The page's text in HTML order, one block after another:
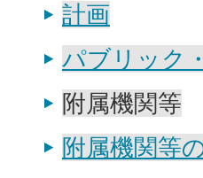
計画
パブリック
附属機関等
附属機関等